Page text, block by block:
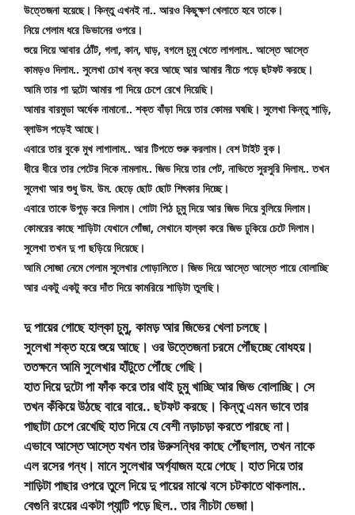
উত্তেজনা হয়েছে। কিন্তু এখনই না.. আরও কিছুক্ষণ খেলাতে হবে তাকে।
নিয়ে গেলাম ধরে ডিভানের ওপরে।
শুয়ে দিয়ে আবার ঠোঁট, গলা, কান, ঘাড়, বগলে চুমু খেতে লাগলাম.. আস্তে আস্তে
কামড়ও দিলাম.. সুলেখা চোখ বন্ধ করে আছে আর আমার নীচে পড়ে ছটফট করছে।
আমি তার পা দুটো আমার পা দিয়ে চেপে রেখে দিয়েছি।
আমার বারমুডা অর্ধেক নামানো.. শক্ত বাঁড়া দিয়ে তার কোমর ঘষছি। সুলেখা কিন্তু শাড়ি,
ব্লাউস পড়েই আছে।
এবারে তার বুকে মুখ লাগালাম.. আর টিপতে শুরু করলাম। বেশ টাইট বুক।
ধীরে ধীরে তার পেটের দিকে নামলাম.. জিভ দিয়ে তার পেট, নাভিতে সুরসুরি দিলাম.. তখন
সুলেখা আর শুধু উম. উম. ছেড়ে ছোট ছোট শিৎকার দিচ্ছে।
এবারে তাকে উপুড় করে দিলাম। গোটা পিঠ চুমু দিয়ে আর জিভ দিয়ে বুলিয়ে দিলাম।
কোমরের কাছে শাড়িটা যেখানে গোঁজা, সেখানে হাল্কা করে জিভ ঢুকিয়ে চেটে দিলাম।
সুলেখা তখন দু পা ছড়িয়ে দিয়েছে।
আমি সোজা নেমে গেলাম সুলেখার গোড়ালিতে। জিভ দিয়ে আস্তে আস্তে পায়ে বোলাচ্ছি
আর একটু একটু করে দাঁত দিয়ে কামরিয়ে শাড়িটা তুলছি।
দু পায়ের গোছে হাল্কা চুমু, কামড় আর জিভের খেলা চলছে।
সুলেখা শক্ত হয়ে শুয়ে আছে। ওর উত্তেজনা চরমে পৌঁছচ্ছে বোধহয়।
ততক্ষনে আমি সুলেখার হাঁটুতে পৌঁছে গেছি।
হাত দিয়ে দুটো পা ফাঁক করে তার থাই চুমু খাচ্ছি আর জিভ বোলাচ্ছি। সে
তখন কঁকিয়ে উঠছে বারে বারে.. ছটফট করছে। কিন্তু এমন ভাবে তার
পাছাটা চেপে রেখেছি হাত দিয়ে যে বেশী নড়াচড়া করতে পারছে না।
এভাবে আস্তে আস্তে যখন তার উরুসন্ধির কাছে পৌঁছলাম, তখন নাকে
এল রসের গন্ধ। মানে সুলেখার অর্গ্যাজম হয়ে গেছে। হাত দিয়ে তার
শাড়িটা পাছার ওপরে তুলে দিয়ে দু পায়ের মাঝে বসে চটকাতে থাকলাম..
বেগুনি রংয়ের একটা প্যান্টি পড়ে ছিল.. তার নীচটা ভেজা।